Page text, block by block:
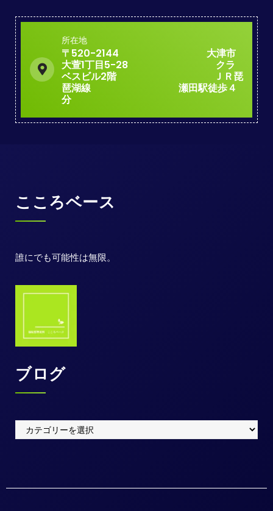
所在地
〒520-2144 大津市
大萱1丁目5-28 クラ
ベスビル2階 ＪＲ琵
琶湖線 瀬田駅徒歩４
分
こころベース
誰にでも可能性は無限。
ブログ
ロ